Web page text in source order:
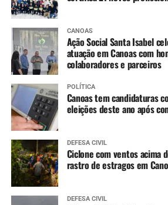
CANOAS
Ação Social Santa Isabel
atuação em Canoas com
colaboradores e parceiros
POLÍTICA
Canoas tem candidaturas
eleições deste ano após
DEFESA CIVIL
Ciclone com ventos acima
rastro de estragos em
DEFESA CIVIL